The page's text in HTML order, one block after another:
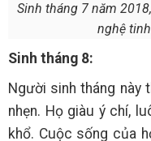
Sinh tháng 7 năm
nghệ
Sinh tháng 8:
Người sinh tháng này
nhẹn. Họ giàu ý chí,
khổ. Cuộc sống của